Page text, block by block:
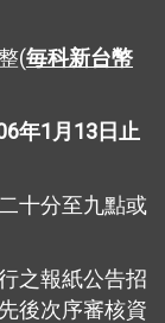
(毎科新台幣
年1 月 13 日止
十分至九點或
之報紙公告招
後次序審核資